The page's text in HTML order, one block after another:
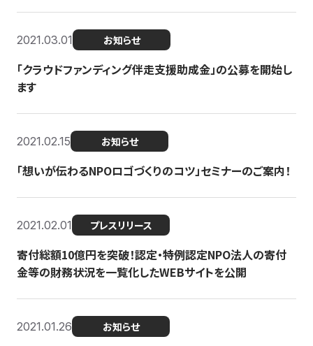
2021.03.01 お知らせ
「クラウドファンディング伴走支援助成金」の公募を開始し
ます
2021.02.15 お知らせ
「想いが伝わるNPOロゴづくりのコツ」セミナーのご案内！
2021.02.01 プレスリリース
寄付総額10億円を突破！認定・特例認定NPO法人の寄付
金等の財務状況を一覧化したWEBサイトを公開
2021.01.26 お知らせ